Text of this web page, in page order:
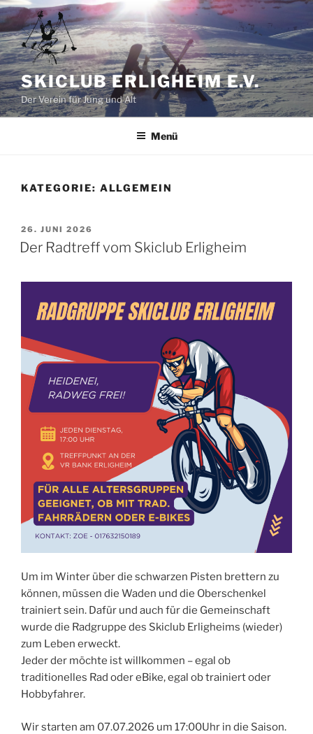
Zum
Inhalt
springen
SKICLUB ERLIGHEIM E.V.
Der Verein für Jung und Alt
Menü
KATEGORIE: ALLGEMEIN
VERÖFFENTLICHT
AM
26. JUNI 2026
Der Radtreff vom Skiclub Erligheim
Um im Winter über die schwarzen Pisten brettern zu
können, müssen die Waden und die Oberschenkel
trainiert sein. Dafür und auch für die Gemeinschaft
wurde die Radgruppe des Skiclub Erligheims (wieder)
zum Leben erweckt.
Jeder der möchte ist willkommen – egal ob
traditionelles Rad oder eBike, egal ob trainiert oder
Hobbyfahrer.
Wir starten am 07.07.2026 um 17:00Uhr in die Saison.